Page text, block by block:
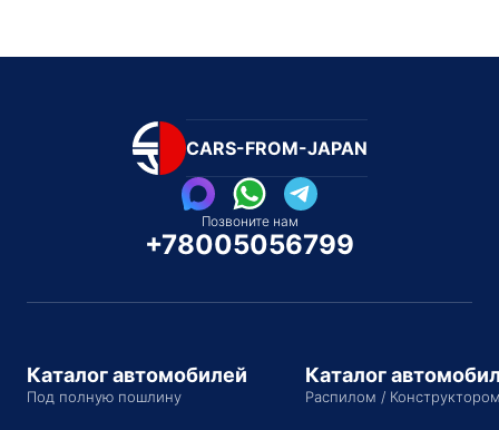
CARS-FROM-JAPAN
Позвоните нам
+78005056799
Каталог автомобилей
Под полную пошлину
Каталог
Распилом /